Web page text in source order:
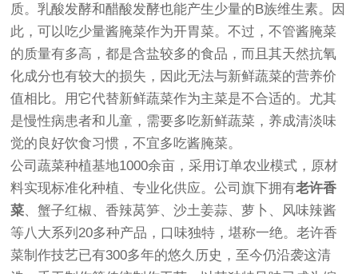
质。乳酸发酵和醋酸发酵也能产生少量的B族维生素。因
此，可以吃少量酱腌菜作为开胃菜。不过，不管酱腌菜
的质量有多高，都是含盐较多的食品，而且其天然抗氧
化成分也有较大的损失，因此无法与新鲜蔬菜的营养价
值相比。用它代替新鲜蔬菜作为主菜是不合适的。尤其
是慢性病患者和儿童，需要多吃新鲜蔬菜，养成清淡味
觉的良好饮食习惯，不宜多吃酱腌菜。
公司蔬菜种植基地1000余亩，采用订单农业模式，原材
料实现标准化种植、专业化供应。公司旗下拥有老许香
菜、蟹子红椒、香辣莴笋、沙土姜蒜、萝卜、风味辣酱
等八大系列20多种产品，口味独特，堪称一绝。老许香
菜制作技艺已有300多年的悠久历史，至今仍沿袭这清